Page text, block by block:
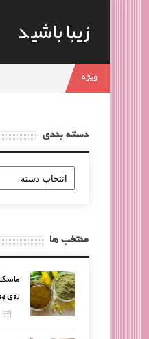
زیبا باشید
ویژه
دسته بندی
دسته
بندی
منتخب ها
ماسک
روی